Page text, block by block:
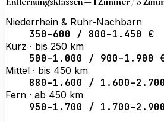
Niederrhein & Ruhr-Nachbarn
350–600 / 800–1.450 €
Kurz · bis 250 km
500–1.000 / 900–1.900
Mittel · bis 450 km
880–1.600 /
Fern · ab 450 km
950–1.700 /